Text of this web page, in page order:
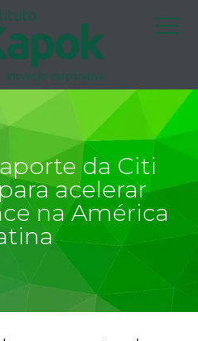
da Citi
acelerar
na América